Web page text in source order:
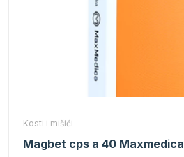
Kosti i mišići
Magbet cps a 40 Maxmedica